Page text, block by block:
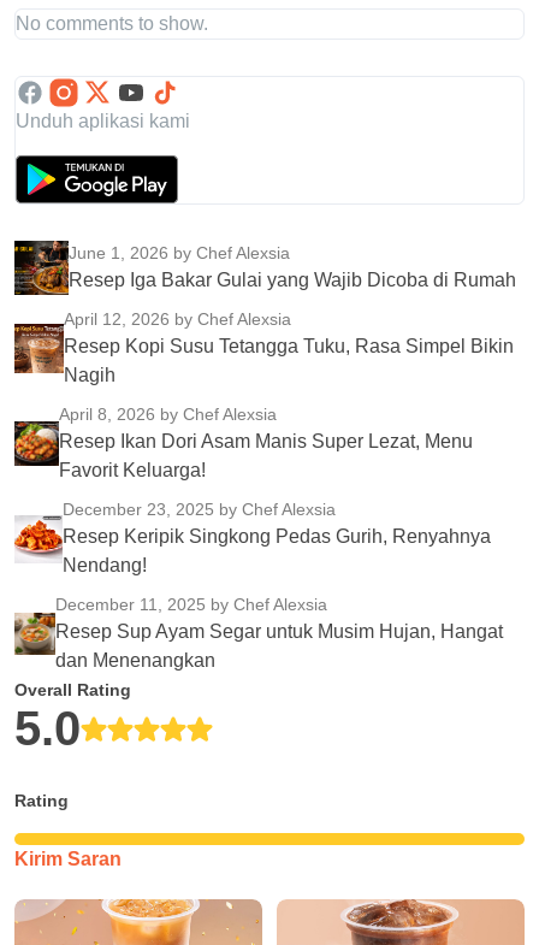
No comments to show.
Unduh aplikasi kami
June 1, 2026 by Chef Alexsia
Resep Iga Bakar Gulai yang Wajib Dicoba di Rumah
April 12, 2026 by Chef Alexsia
Resep Kopi Susu Tetangga Tuku, Rasa Simpel Bikin
Nagih
April 8, 2026 by Chef Alexsia
Resep Ikan Dori Asam Manis Super Lezat, Menu
Favorit Keluarga!
December 23, 2025 by Chef Alexsia
Resep Keripik Singkong Pedas Gurih, Renyahnya
Nendang!
December 11, 2025 by Chef Alexsia
Resep Sup Ayam Segar untuk Musim Hujan, Hangat
dan Menenangkan
Overall Rating
5.0
Rating
Kirim Saran